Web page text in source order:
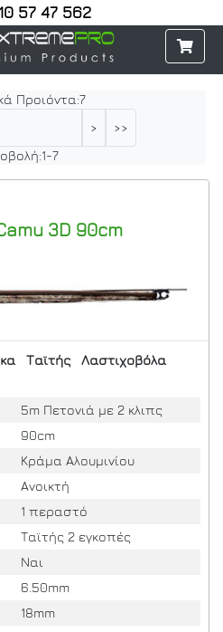
57 47 562
Προιόντα:7
>
>>
1-7
3D 90cm
Ταϊτής
Λαστιχοβόλα
5m Πετονιά με 2 κλιπς
90cm
Κράμα Αλουμινίου
Ανοικτή
1 περαστό
Ταϊτής 2 εγκοπές
Ναι
6.50mm
18mm